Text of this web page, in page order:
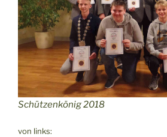
Schützenkönig 2018
von links: